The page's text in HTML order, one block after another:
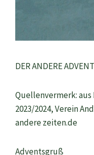
DER ANDERE
Quellenvermerk: aus
2023/2024, Verein
andere zeiten.de
Adventsgruß